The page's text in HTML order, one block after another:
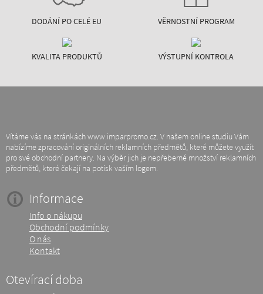
DODÁNÍ PO CELÉ EU VĚRNOSTNÍ PROGRAM
KVALITA PRODUKTŮ VÝSTUPNÍ KONTROLA
Vítáme vás na stránkách www.imparpromo.cz. V našem online studiu Vám
nabízíme zpracování originálních reklamních předmětů, které můžete využít
pro své obchodní partnery. Na výběr jich je nepřeberné množství reklamních
předmětů, které čekají na potisk vaším logem.
Informace
Info o nákupu
Obchodní podmínky
O nás
Kontakt
Otevírací doba